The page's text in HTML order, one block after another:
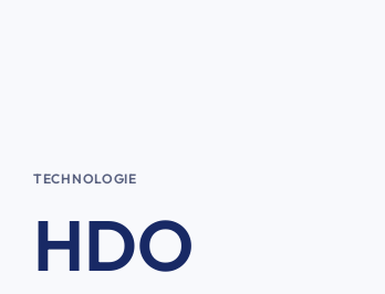
TECHNOLOGIE
HDO